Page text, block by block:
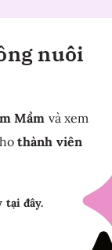
nuôi
Mầm và xem
thành viên
tại đây.